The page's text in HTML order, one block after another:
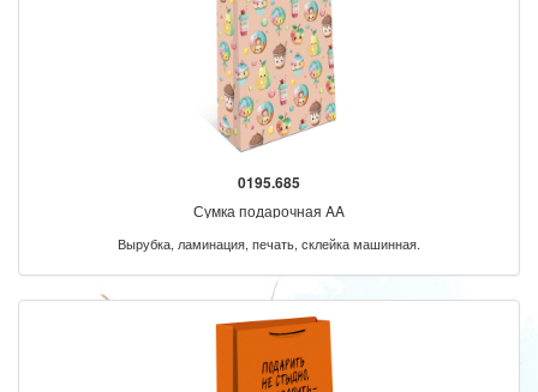
0195.685
Сумка подарочная AA
Вырубка, ламинация, печать, склейка машинная.